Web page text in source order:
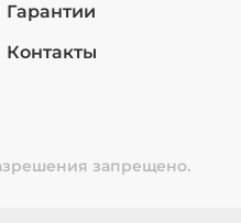
Гарантии
Контакты
запрещено.